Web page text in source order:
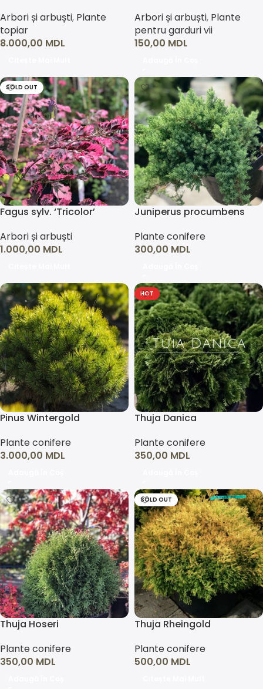
Arbori și arbuști, Plante
topiar
8.000,00 MDL
Arbori și arbuști, Plante
pentru garduri vii
150,00 MDL
SOLD OUT
Fagus sylv. ‘Tricolor’
Arbori și arbuști
1.000,00 MDL
Juniperus procumbens
Plante conifere
300,00 MDL
Pinus Wintergold
Plante conifere
3.000,00 MDL
HOT
Thuja Danica
Plante conifere
350,00 MDL
Thuja Hoseri
Plante conifere
350,00 MDL
SOLD OUT
Thuja Rheingold
Plante conifere
500,00 MDL